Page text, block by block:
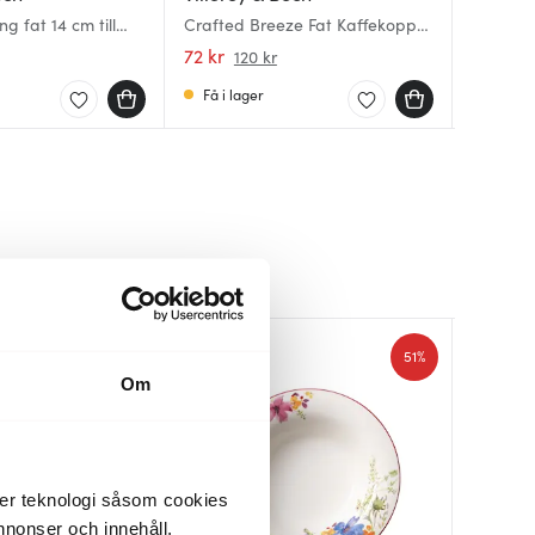
Om
teknologi såsom cookies
och innehåll,
fat 14 cm till
Crafted Breeze Fat Kaffekopp
15 cm
72 kr 120 kr
Få i lager
51%